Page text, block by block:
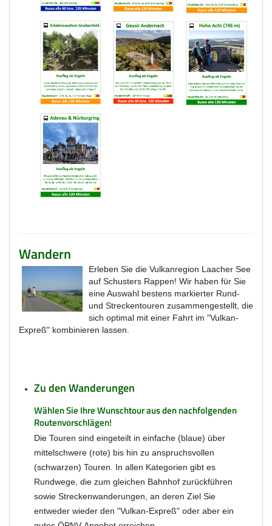
Wandern
Erleben Sie die Vulkanregion Laacher See
auf Schusters Rappen! Wir haben für Sie
eine Auswahl bestens markierter Rund-
und Streckentouren zusammengestellt, die
sich optimal mit einer Fahrt im "Vulkan-
Expreß" kombinieren lassen.
Zu den Wanderungen
Wählen Sie Ihre Wunschtour aus den nachfolgenden
Routenvorschlägen!
Die Touren sind eingeteilt in einfache (blaue) über
mittelschwere (rote) bis hin zu anspruchsvollen
(schwarzen) Touren. In allen Kategorien gibt es
Rundwege, die zum gleichen Bahnhof zurückführen
sowie Streckenwanderungen, an deren Ziel Sie
entweder wieder den "Vulkan-Expreß" oder aber ein